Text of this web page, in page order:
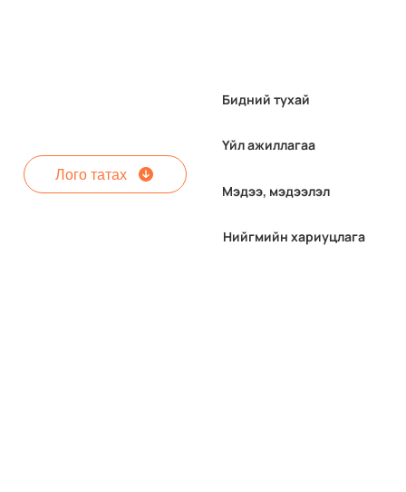
Лого татах
Бидний тухай
Үйл ажиллагаа
Мэдээ, мэдээлэл
Нийгмийн хариуцлага